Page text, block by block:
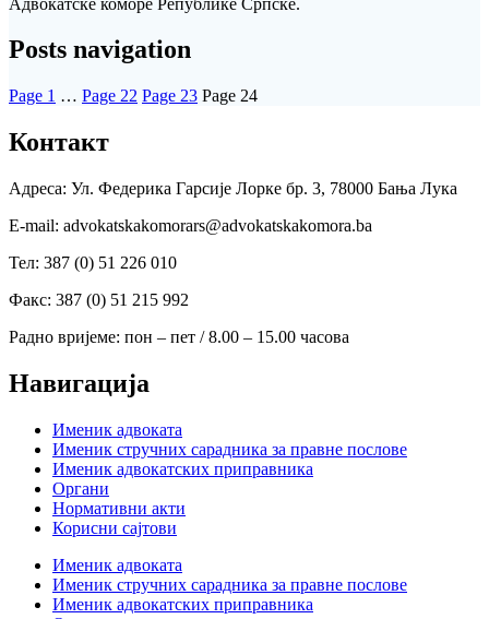
Posts navigation
Page 1 … Page 22 Page 23 Page 24
Контакт
Адреса: Ул. Федерика Гарсије Лорке бр. 3, 78000 Бања Лука
Е-mail: advokatskakomorars@advokatskakomora.ba
Тел: 387 (0) 51 226 010
Факс: 387 (0) 51 215 992
Радно вријеме: пон – пет / 8.00 – 15.00 часова
Навигација
Именик адвоката
Именик стручних сарадника за правне послове
Именик адвокатских приправника
Органи
Нормативни акти
Корисни сајтови
Именик адвоката
Именик стручних сарадника за правне послове
Именик адвокатских приправника